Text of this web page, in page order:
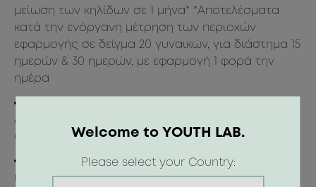
μείωση των κηλίδων σε 1 μήνα* *Aποτελέσματα
κατά την ενόργανη μέτρηση των περιοχών
εφαρμογής σε δείγμα 20 γυναικών, για διάστημα 15
ημερών & 30 ημερών, με εφαρμογή 1 φορά την
ημέρα
Αόρατο πέπλο προστασίας 360° από ρύπους, μπλε
φως, UVA, UVB & IR ακτινοβολία
Youth Shot for Eyes – Κρέμα ματιών σαν να
έχεις μόνιμο φίλτρο λάμψης με ειδικό απλικατέρ,
Welcome to YOUTH LAB.
Please select your Country: